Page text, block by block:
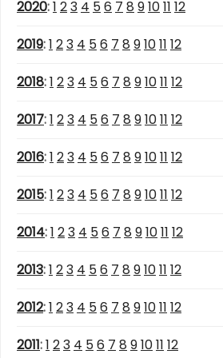
2020:1 23 4 56 7 8 91011 12
2019:1 23 4 56 7 8 91011 12
2018:1 23 4 56 7 8 91011 12
2017:1 23 4 56 7 8 91011 12
2016:1 23 4 56 7 8 91011 12
2015:1 23 4 56 7 8 91011 12
2014:1 23 4 56 7 8 91011 12
2013:1 23 4 56 7 8 91011 12
2012:1 23 4 56 7 8 91011 12
2011:1 23 4 56 7 8 91011 12